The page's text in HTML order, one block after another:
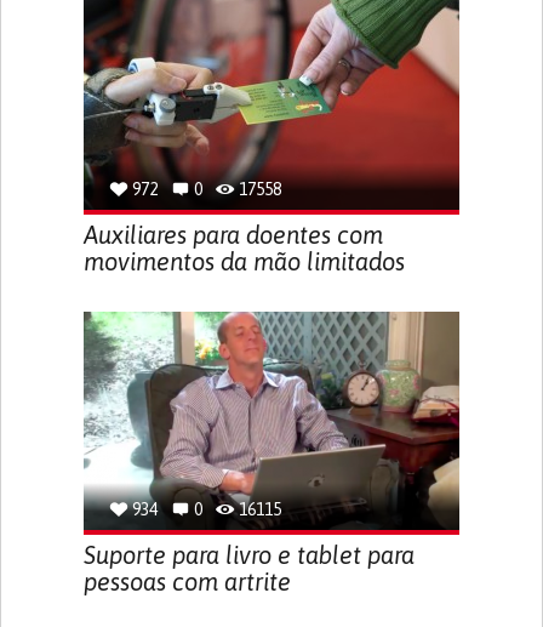
972 0 17558
Auxiliares para doentes com
movimentos da mão limitados
934 0 16115
Suporte para livro e tablet para
pessoas com artrite